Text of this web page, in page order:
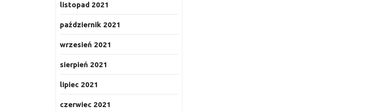
listopad 2021
październik 2021
wrzesień 2021
sierpień 2021
lipiec 2021
czerwiec 2021